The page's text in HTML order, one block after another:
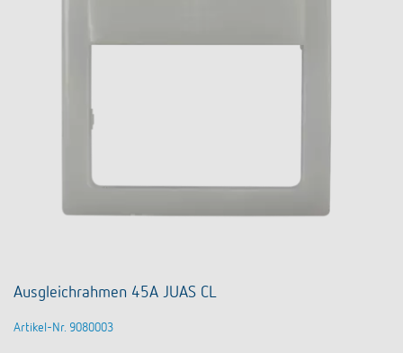
Ausgleichrahmen 45A JUAS CL
Artikel-Nr. 9080003